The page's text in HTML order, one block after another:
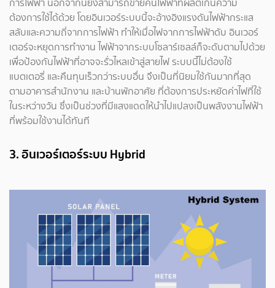
การไฟฟ้า นอกจากนี้ยังสามารถขายคืนไฟฟ้าที่ผลิตเกินความ
ต้องการใช้ได้ด้วย โดยอินเวอร์ระบบนี้จะอ้างอิงแรงดันไฟฟ้ากระแส
สลับและความถี่จากการไฟฟ้า ทำให้เมื่อไฟจากการไฟฟ้าดับ อินเวอร์
เตอร์จะหยุดการทำงาน ไฟฟ้าจากระบบโซลาร์เซลล์ก็จะดับตามไปด้วย
เพื่อป้องกันไฟฟ้าที่อาจจะรั่วไหลเข้าสู่สายไฟ ระบบนี้ไม่ต้องใช้
แบตเตอรี่ และคืนทุนเร็วกว่าระบบอื่น จึงเป็นที่นิยมใช้กันมากที่สุด
ตามอาคารสำนักงาน และบ้านพักอาศัย ที่ต้องการประหยัดค่าไฟที่ใช้
ในระหว่างวัน ซึ่งเป็นช่วงที่มีแสงแดดให้นำไปแปลงเป็นพลังงานไฟฟ้า
ที่พร้อมใช้งานได้ทันที
3. อินเวอร์เตอร์ระบบ Hybrid